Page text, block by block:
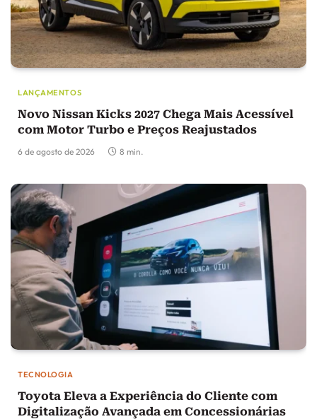
LANÇAMENTOS
Novo Nissan Kicks 2027 Chega Mais Acessível
com Motor Turbo e Preços Reajustados
6 de agosto de 2026 8 min.
TECNOLOGIA
Toyota Eleva a Experiência do Cliente com
Digitalização Avançada em Concessionárias